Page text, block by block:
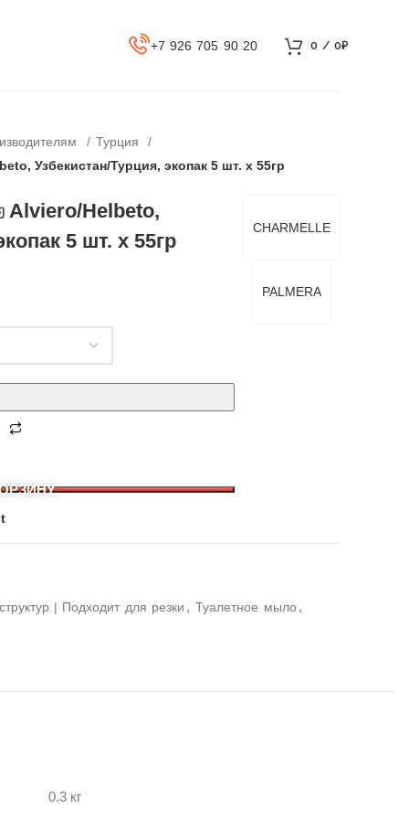
+7 926 705 90 20 0 / 0₽
Турция
Узбекистан/Турция, экопак 5 шт. х 55гр
CHARMELLE
PALMERA
Helbeto,
5 шт. х 55гр
| Подходит для резки , Туалетное мыло ,
0.3 кг